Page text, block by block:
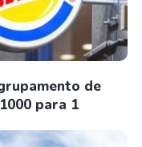
de
para 1